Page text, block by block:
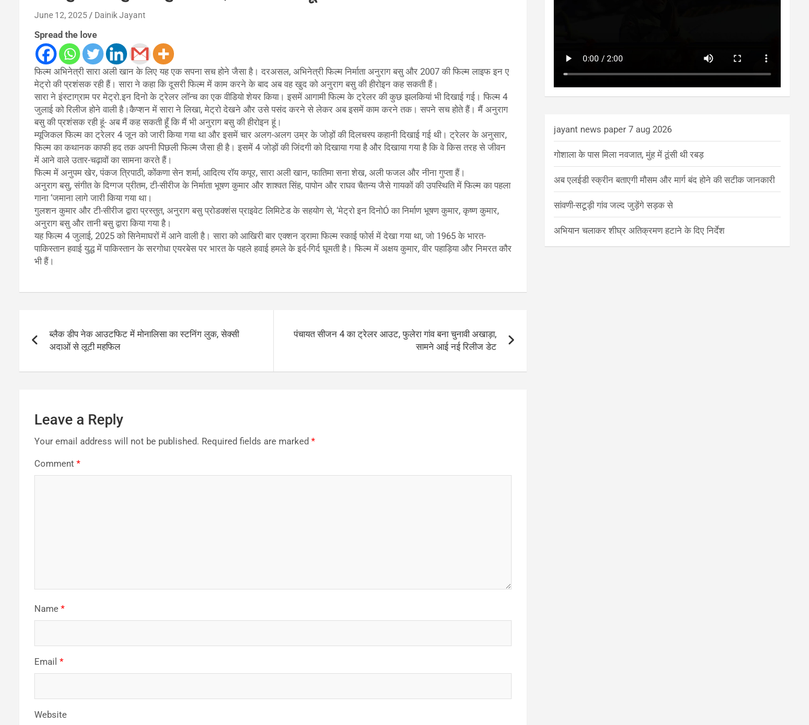
June 12, 2025 Dainik Jayant
Spread the love
फिल्म अभिनेत्री सारा अली खान के लिए यह एक सपना सच होने जैसा है। दरअसल, अभिनेत्री फिल्म निर्माता अनुराग बसु और 2007 की फिल्म लाइफ इन ए
मेट्रो की प्रशंसक रही हैं। सारा ने कहा कि दूसरी फिल्म में काम करने के बाद अब वह खुद को अनुराग बसु की हीरोइन कह सकती हैं।
सारा ने इंस्टाग्राम पर मेट्रो.इन दिनो के ट्रेलर लॉन्च का एक वीडियो शेयर किया। इसमें आगामी फिल्म के ट्रेलर की कुछ झलकियां भी दिखाई गई। फिल्म 4
जुलाई को रिलीज होने वाली है।कैप्शन में सारा ने लिखा, मेट्रो देखने और उसे पसंद करने से लेकर अब इसमें काम करने तक। सपने सच होते हैं। मैं अनुराग
बसु की प्रशंसक रही हूं- अब मैं कह सकती हूँ कि मैं भी अनुराग बसु की हीरोइन हूं।
म्यूजिकल फिल्म का ट्रेलर 4 जून को जारी किया गया था और इसमें चार अलग-अलग उम्र के जोड़ों की दिलचस्प कहानी दिखाई गई थी। ट्रेलर के अनुसार,
फिल्म का कथानक काफी हद तक अपनी पिछली फिल्म जैसा ही है। इसमें 4 जोड़ों की जिंदगी को दिखाया गया है और दिखाया गया है कि वे किस तरह से जीवन
में आने वाले उतार-चढ़ावों का सामना करते हैं।
फिल्म में अनुपम खेर, पंकज त्रिपाठी, कोंकणा सेन शर्मा, आदित्य रॉय कपूर, सारा अली खान, फातिमा सना शेख, अली फजल और नीना गुप्ता हैं।
अनुराग बसु, संगीत के दिग्गज प्रीतम, टी-सीरीज के निर्माता भूषण कुमार और शाश्वत सिंह, पापोन और राघव चैतन्य जैसे गायकों की उपस्थिति में फिल्म का पहला
गाना ‘जमाना लागे जारी किया गया था।
गुलशन कुमार और टी-सीरीज द्वारा प्रस्तुत, अनुराग बसु प्रोडक्शंस प्राइवेट लिमिटेड के सहयोग से, ‘मेट्रो इन दिनोÓ का निर्माण भूषण कुमार, कृष्ण कुमार,
अनुराग बसु और तानी बसु द्वारा किया गया है।
यह फिल्म 4 जुलाई, 2025 को सिनेमाघरों में आने वाली है। सारा को आखिरी बार एक्शन ड्रामा फिल्म स्काई फोर्स में देखा गया था, जो 1965 के भारत-
पाकिस्तान हवाई युद्ध में पाकिस्तान के सरगोधा एयरबेस पर भारत के पहले हवाई हमले के इर्द-गिर्द घूमती है। फिल्म में अक्षय कुमार, वीर पहाड़िया और निमरत कौर
भी हैं।
navigation
ब्लैक डीप नेक आउटफिट में मोनालिसा का स्टनिंग लुक, सेक्सी
अदाओं से लूटी महफिल
पंचायत सीजन 4 का ट्रेलर आउट, फुलेरा गांव बना चुनावी अखाड़ा,
सामने आई नई रिलीज डेट
Leave a Reply
Your email address will not be published. Required fields are marked *
Comment *
Name *
Email *
Website
jayant news paper 7 aug 2026
गोशाला के पास मिला नवजात, मुंह में ठूंसी थी रबड़
अब एलईडी स्क्रीन बताएगी मौसम और मार्ग बंद होने की सटीक जानकारी
सांवणी-सटूड़ी गांव जल्द जुड़ेंगे सड़क से
अभियान चलाकर शीघ्र अतिक्रमण हटाने के दिए निर्देश